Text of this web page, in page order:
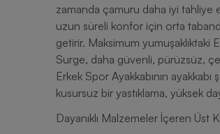
zamanda çamuru daha iyi tahliye
uzun süreli konfor için orta
getirir. Maksimum
Surge, daha güvenli, pürüzsüz,
Erkek Spor Ayakkabının
kusursuz bir yastıklama, yüksek
Dayanıklı Malzemeler İçeren Üst